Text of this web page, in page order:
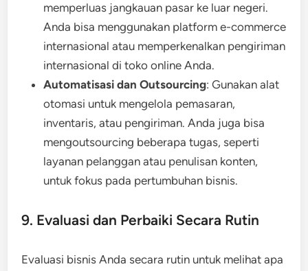
memperluas jangkauan pasar ke luar negeri.
Anda bisa menggunakan platform e-commerce
internasional atau memperkenalkan pengiriman
internasional di toko online Anda.
Automatisasi dan Outsourcing: Gunakan alat
otomasi untuk mengelola pemasaran,
inventaris, atau pengiriman. Anda juga bisa
mengoutsourcing beberapa tugas, seperti
layanan pelanggan atau penulisan konten,
untuk fokus pada pertumbuhan bisnis.
9. Evaluasi dan Perbaiki Secara Rutin
Evaluasi bisnis Anda secara rutin untuk melihat apa